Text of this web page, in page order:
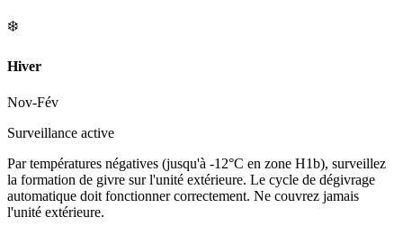
❄️
Hiver
Nov-Fév
Surveillance active
Par températures négatives (jusqu'à -12°C en zone H1b), surveillez
la formation de givre sur l'unité extérieure. Le cycle de dégivrage
automatique doit fonctionner correctement. Ne couvrez jamais
l'unité extérieure.